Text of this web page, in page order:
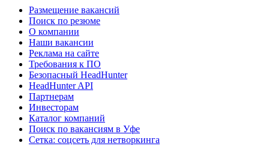
Размещение вакансий
Поиск по резюме
О компании
Наши вакансии
Реклама на сайте
Требования к ПО
Безопасный HeadHunter
HeadHunter API
Партнерам
Инвесторам
Каталог компаний
Поиск по вакансиям в Уфе
Сетка: соцсеть для нетворкинга